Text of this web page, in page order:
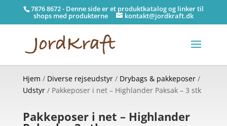
7876 8672 - Denne side er et produktkatalog og linker til
shops med produkterne kontakt@jordkraft.dk
Hjem / Diverse rejseudstyr/ Drybags & pakkeposer/
Udstyr/ Pakkeposer i net – Highlander Paksak – 3 stk
Pakkeposer i net – Highlander